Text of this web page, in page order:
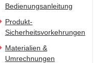
Bedienungsanleitung
Produkt-
Sicherheitsvorkehrungen
Materialien &
Umrechnungen